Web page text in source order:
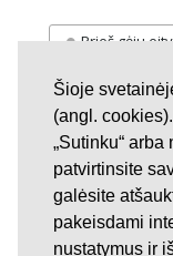
Šioje
(angl.
„Sutinku“
patvirtinsite
galėsite
pakeisdami
nustatymus ir
Prieš gėju
Pilnos
Keliu